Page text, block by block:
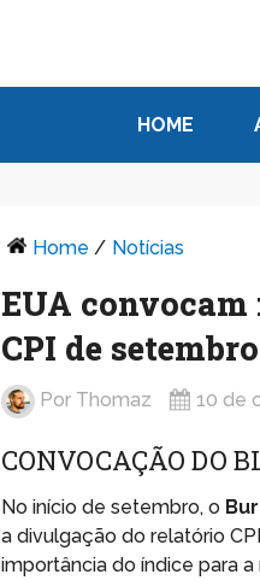
HOME
Home / Notícias
EUA
CPI de
Por Thomaz 10 de
CONVOCAÇÃO DO
No início de setembro, o
a divulgação do relatório
importância do índice para